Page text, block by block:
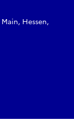
Hessen,